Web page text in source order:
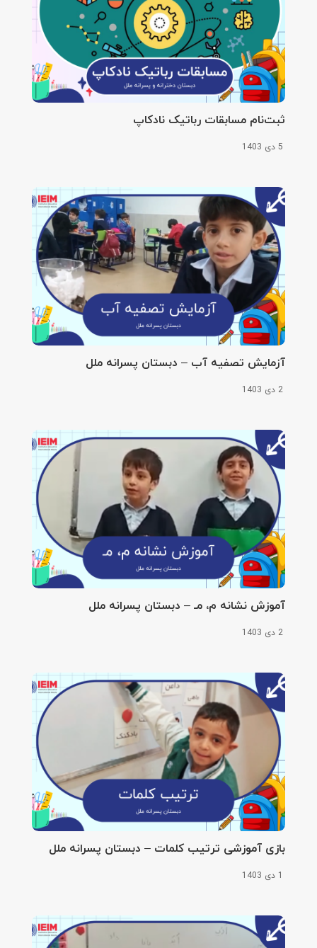
ثبت‌نام مسابقات رباتیک نادکاپ
5 دی 1403
آزمایش تصفیه آب – دبستان پسرانه ملل
2 دی 1403
آموزش نشانه م، مـ – دبستان پسرانه ملل
2 دی 1403
بازی آموزشی ترتیب کلمات – دبستان پسرانه ملل
1 دی 1403